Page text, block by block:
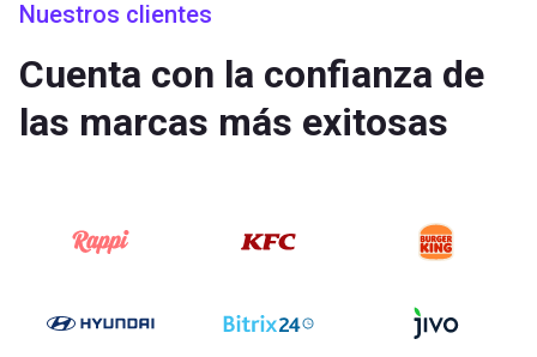
Nuestros clientes
Cuenta con la confianza de
las marcas más exitosas